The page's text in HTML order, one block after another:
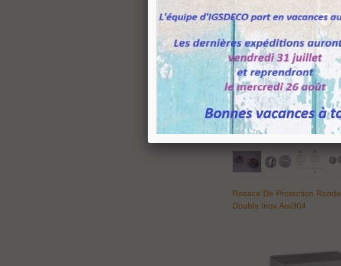
Ajouter Au Panier
Rosace De Protection Ronde
Double Inox Aisi304